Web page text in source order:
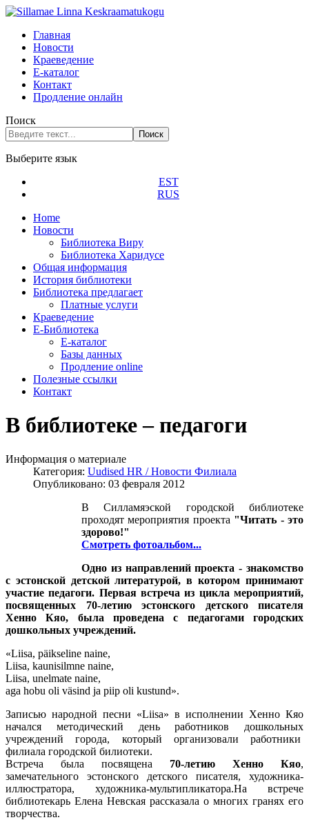
Главная
Новости
Краеведение
Е-каталог
Контакт
Продление онлайн
Поиск
Поиск
Выберите язык
EST
RUS
Home
Новости
Библиотека Виру
Библиотека Харидусе
Общая информация
История библиотеки
Библиотека предлагает
Платные услуги
Краеведение
Е-Библиотека
Е-каталог
Базы данных
Продление online
Полезные ссылки
Контакт
В библиотеке – педагоги
Информация о материале
Категория: Uudised HR / Новости Филиала
Опубликовано: 03 февраля 2012
В Силламяэской городской библиотеке
проходят мероприятия проекта "Читать - это
здорово!"
Смотреть фотоальбом...
Одно из направлений проекта - знакомство
с эстонской детской литературой, в котором принимают
участие педагоги. Первая встреча из цикла мероприятий,
посвященных 70-летию эстонского детского писателя
Хенно Кяо, была проведена с педагогами городских
дошкольных учреждений.
«Liisa, päikseline naine,
Liisa, kaunisilmne naine,
Liisa, unelmate naine,
aga hobu oli väsind ja piip oli kustund».
Записью народной песни «Liisa» в исполнении Хенно Кяо
начался методический день работников дошкольных
учреждений города, который организовали работники
филиала городской билиотеки.
Встреча была посвящена 70-летию Хенно Кяо,
замечательного эстонского детского писателя, художника-
иллюстратора, художника-мультипликатора.На встрече
библиотекарь Елена Невская рассказала о многих гранях его
творчества.